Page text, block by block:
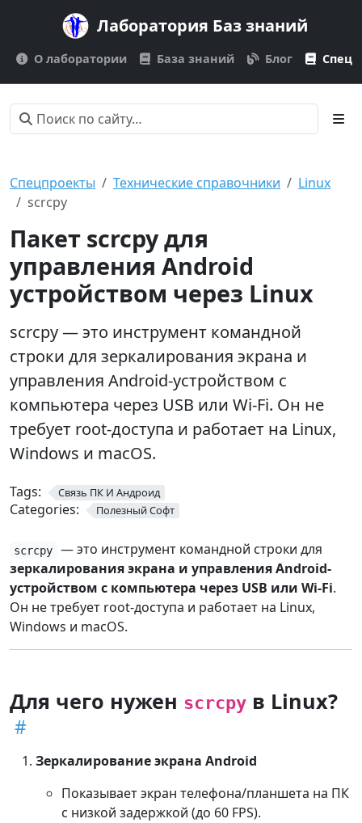
Лаборатория Баз знаний
О лаборатории База знаний Блог
Спецпроекты Технические справочники
Linux
scrcpy
Пакет scrcpy для
управления Android
устройством через Linux
scrcpy — это инструмент командной
строки для зеркалирования экрана и
управления Android-устройством с
компьютера через USB или Wi-Fi. Он не
требует root-доступа и работает на Linux,
Windows и macOS.
Tags: Связь ПК И Андроид
Categories: Полезный Софт
scrcpy
— это инструмент командной строки для
зеркалирования экрана и управления Android-
устройством с компьютера через USB или Wi-Fi.
Он не требует root-доступа и работает на Linux,
Windows и macOS.
Для чего нужен scrcpy в Linux?
Зеркалирование экрана Android
Показывает экран телефона/планшета на ПК
с низкой задержкой (до 60 FPS).